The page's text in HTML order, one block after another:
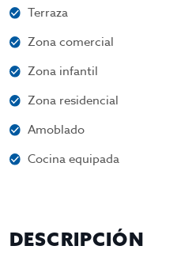
Terraza
Zona comercial
Zona infantil
Zona residencial
Amoblado
Cocina equipada
DESCRIPCIÓN